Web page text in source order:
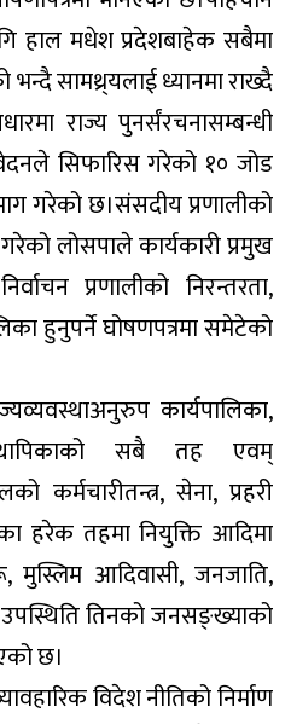
हाल मधेश प्रदेशबाहेक सबैमा
सामथ्र्यलाई ध्यानमा राख्दै
राज्य पुनर्संरचनासम्बन्धी
सिफारिस गरेको १० जोड
गरेको छ।संसदीय प्रणालीको
लोसपाले कार्यकारी प्रमुख
प्रणालीको निरन्तरता,
हुनुपर्ने घोषणपत्रमा समेटेको
कार्यपालिका,
सबै तह एवम्
कर्मचारीतन्त्र, सेना, प्रहरी
हरेक तहमा नियुक्ति आदिमा
मुस्लिम आदिवासी, जनजाति,
तिनको जनसङ्ख्याको
छ।
विदेश नीतिको निर्माण